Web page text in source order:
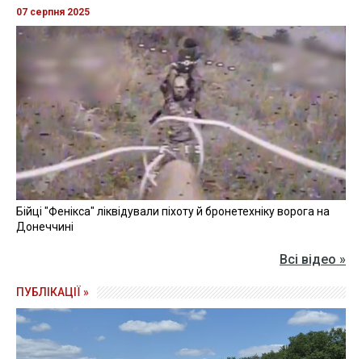
07 серпня 2025
Бійці "Фенікса" ліквідували піхоту й бронетехніку ворога на
Донеччині
Всі відео »
ПУБЛІКАЦІЇ »